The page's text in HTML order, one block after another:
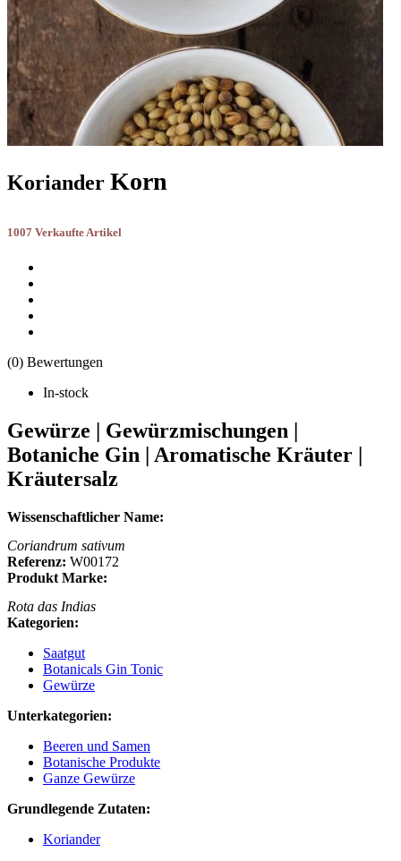
Koriander Korn
1007 Verkaufte Artikel
(0) Bewertungen
In-stock
Gewürze | Gewürzmischungen |
Botaniche Gin | Aromatische Kräuter |
Kräutersalz
Wissenschaftlicher Name:
Coriandrum sativum
Referenz: W00172
Produkt Marke:
Rota das Indias
Kategorien:
Saatgut
Botanicals Gin Tonic
Gewürze
Unterkategorien:
Beeren und Samen
Botanische Produkte
Ganze Gewürze
Grundlegende Zutaten:
Koriander